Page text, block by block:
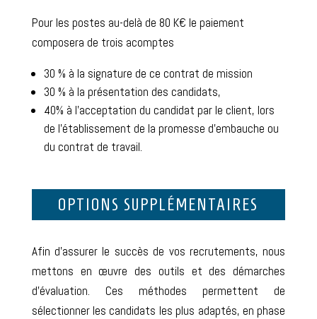
Pour les postes au-delà de 80 K€ le paiement
composera de trois acomptes
30 % à la signature de ce contrat de mission
30 % à la présentation des candidats,
40% à l’acceptation du candidat par le client, lors
de l’établissement de la promesse d’embauche ou
du contrat de travail.
OPTIONS SUPPLÉMENTAIRES
Afin d’assurer le succès de vos recrutements, nous
mettons en œuvre des outils et des démarches
d’évaluation. Ces méthodes permettent de
sélectionner les candidats les plus adaptés, en phase